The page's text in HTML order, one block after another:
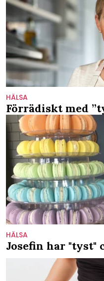
HÄLSA
Förrädiskt med
HÄLSA
Josefin har "tyst"